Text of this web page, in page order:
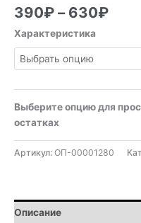
390₽ – 630₽
Характеристика
Выберите опцию для
остатках
Артикул: ОП-00001280
Описание